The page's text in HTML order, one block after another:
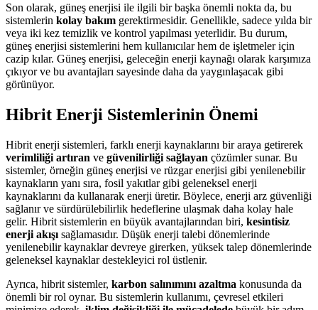
Son olarak, güneş enerjisi ile ilgili bir başka önemli nokta da, bu
sistemlerin kolay bakım gerektirmesidir. Genellikle, sadece yılda bir
veya iki kez temizlik ve kontrol yapılması yeterlidir. Bu durum,
güneş enerjisi sistemlerini hem kullanıcılar hem de işletmeler için
cazip kılar. Güneş enerjisi, geleceğin enerji kaynağı olarak karşımıza
çıkıyor ve bu avantajları sayesinde daha da yaygınlaşacak gibi
görünüyor.
Hibrit Enerji Sistemlerinin Önemi
Hibrit enerji sistemleri, farklı enerji kaynaklarını bir araya getirerek
verimliliği artıran ve güvenilirliği sağlayan çözümler sunar. Bu
sistemler, örneğin güneş enerjisi ve rüzgar enerjisi gibi yenilenebilir
kaynakların yanı sıra, fosil yakıtlar gibi geleneksel enerji
kaynaklarını da kullanarak enerji üretir. Böylece, enerji arz güvenliği
sağlanır ve sürdürülebilirlik hedeflerine ulaşmak daha kolay hale
gelir. Hibrit sistemlerin en büyük avantajlarından biri, kesintisiz
enerji akışı sağlamasıdır. Düşük enerji talebi dönemlerinde
yenilenebilir kaynaklar devreye girerken, yüksek talep dönemlerinde
geleneksel kaynaklar destekleyici rol üstlenir.
Ayrıca, hibrit sistemler, karbon salınımını azaltma konusunda da
önemli bir rol oynar. Bu sistemlerin kullanımı, çevresel etkileri